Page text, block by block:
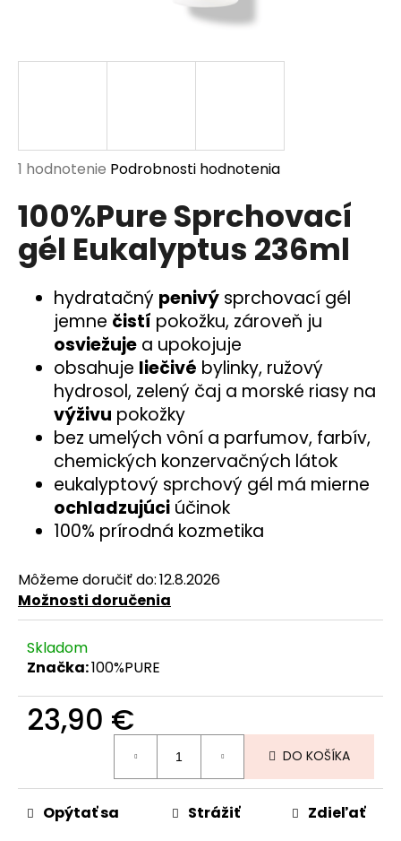
Priemerné
produktu
je
5,0
z
hviezdičiek.
1 hodnotenie Podrobnosti hodnotenia
100%Pure Sprchovací
gél Eukalyptus 236ml
hydratačný penivý sprchovací gél
jemne čistí pokožku, zároveň ju
osviežuje a upokojuje
obsahuje liečivé bylinky, ružový
hydrosol, zelený čaj a morské riasy na
výživu pokožky
bez umelých vôní a parfumov, farbív,
chemických konzervačných látok
eukalyptový sprchový gél má mierne
ochladzujúci účinok
100% prírodná kozmetika
Môžeme doručiť do:12.8.2026
Možnosti doručenia
Skladom
Značka:100%PURE
23,90 €
DO KOŠÍKA
Opýtať sa Strážiť Zdieľať
s
HĽADAŤ
m